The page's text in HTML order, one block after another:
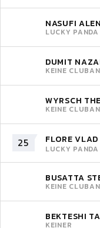
NASUFI ALEN
LUCKY
DUMIT
KEINE
WYRSCH
KEINE
25 FLORE VLAD
LUCKY
BUSATTA
KEINE
BEKTESHI
KEINER